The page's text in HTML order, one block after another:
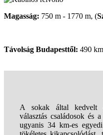
Magasság: 750 m - 1770 m, (
Távolság Budapesttől: 490 km
A sokak által kedvelt
választás családosokés a
ugyanis 34 km-es